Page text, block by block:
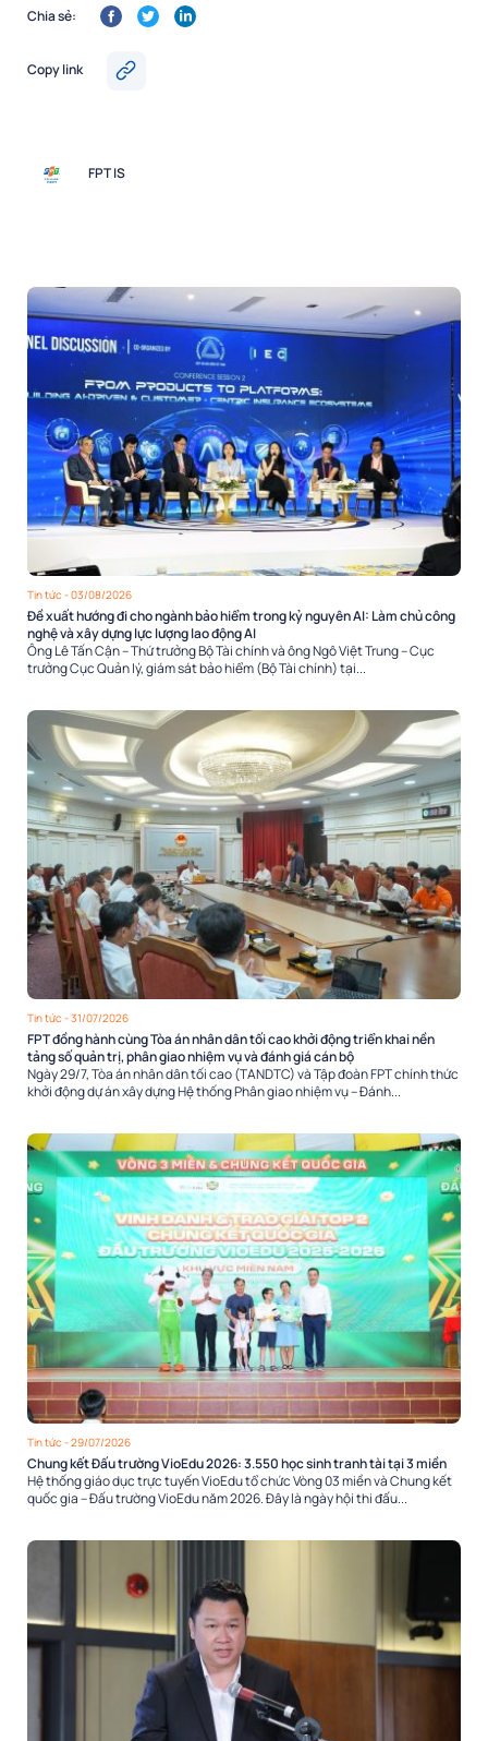
Chia sẻ:
Copy link
FPT IS
Tin tức - 03/08/2026
Đề xuất hướng đi cho ngành bảo hiểm trong kỷ nguyên AI: Làm chủ công
nghệ và xây dựng lực lượng lao động AI
Ông Lê Tấn Cận – Thứ trưởng Bộ Tài chính và ông Ngô Việt Trung – Cục
trưởng Cục Quản lý, giám sát bảo hiểm (Bộ Tài chính) tại...
Tin tức - 31/07/2026
FPT đồng hành cùng Tòa án nhân dân tối cao khởi động triển khai nền
tảng số quản trị, phân giao nhiệm vụ và đánh giá cán bộ
Ngày 29/7, Tòa án nhân dân tối cao (TANDTC) và Tập đoàn FPT chính thức
khởi động dự án xây dựng Hệ thống Phân giao nhiệm vụ – Đánh...
Tin tức - 29/07/2026
Chung kết Đấu trường VioEdu 2026: 3.550 học sinh tranh tài tại 3 miền
Hệ thống giáo dục trực tuyến VioEdu tổ chức Vòng 03 miền và Chung kết
quốc gia – Đấu trường VioEdu năm 2026. Đây là ngày hội thi đấu...